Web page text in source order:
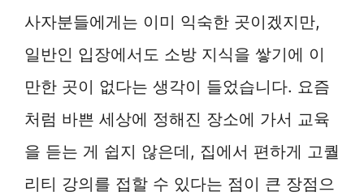
사자분들에게는 이미 익숙한 곳이겠지만,
일반인 입장에서도 소방 지식을 쌓기에 이
만한 곳이 없다는 생각이 들었습니다. 요즘
처럼 바쁜 세상에 정해진 장소에 가서 교육
을 듣는 게 쉽지 않은데, 집에서 편하게 고퀄
리티 강의를 접할 수 있다는 점이 큰 장점으